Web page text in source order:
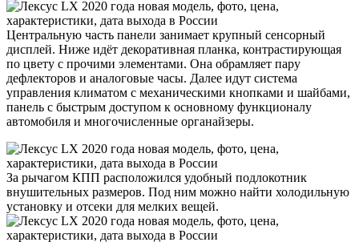
Центральную часть панели занимает крупный сенсорный
дисплей. Ниже идёт декоративная планка, контрастирующая
по цвету с прочими элементами. Она обрамляет пару
дефлекторов и аналоговые часы. Далее идут система
управления климатом с механическими кнопками и шайбами,
панель с быстрым доступом к основному функционалу
автомобиля и многочисленные органайзеры.
За рычагом КПП расположился удобный подлокотник
внушительных размеров. Под ним можно найти холодильную
установку и отсеки для мелких вещей.